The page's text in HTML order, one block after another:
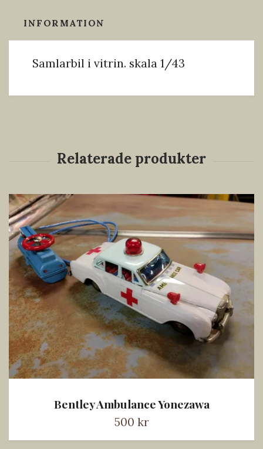
INFORMATION
Samlarbil i vitrin. skala 1/43
Bentley Ambulance Yonezawa
500 kr